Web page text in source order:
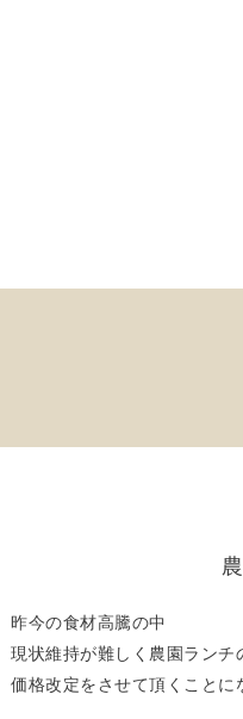
昨今の食材高騰の中
現状維持が難しく 農園ランチ
価格改定をさせて頂くことに